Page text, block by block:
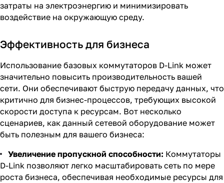
затраты на электроэнергию и минимизировать
воздействие на окружающую среду.
Эффективность для бизнеса
Использование базовых коммутаторов D-Link может
значительно повысить производительность вашей
сети. Они обеспечивают быструю передачу данных, что
критично для бизнес-процессов, требующих высокой
скорости доступа к ресурсам. Вот несколько
сценариев, как данный сетевой оборудование может
быть полезным для вашего бизнеса:
Увеличение пропускной способности: Коммутаторы
D-Link позволяют легко масштабировать сеть по мере
роста бизнеса, обеспечивая необходимые ресурсы для